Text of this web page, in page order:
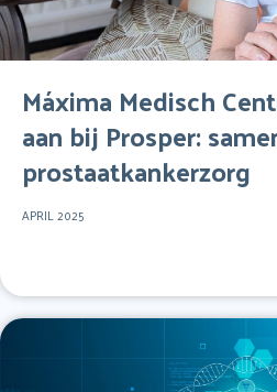
Máxima Medisch
aan bij Prosper:
prostaatkankerzorg
APRIL 2025